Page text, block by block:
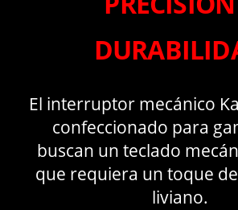
El interruptor mecánico
confeccionado para
buscan un teclado
que requiera un toque
liviano.